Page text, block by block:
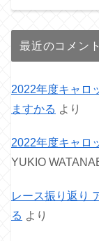
最近のコメント
2022年度キャロ
ますかる より
2022年度キャロ
YUKIO
レース振り返り
る より